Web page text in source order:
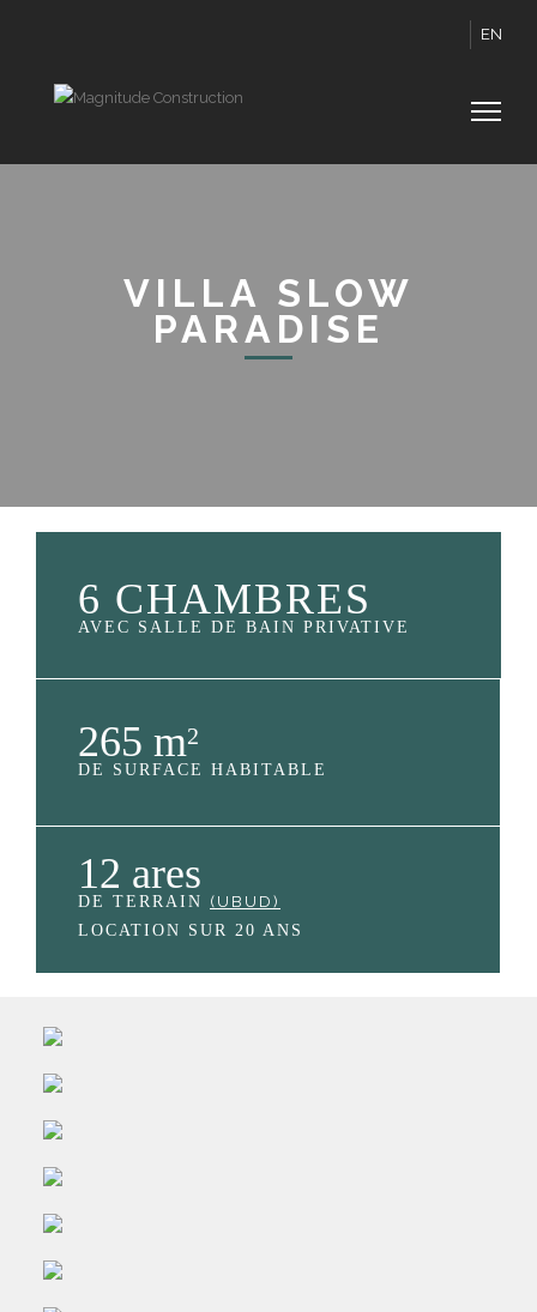
EN
VILLA SLOW
PARADISE
12 ares
DE TERRAIN (UBUD)
LOCATION SUR 20 ANS
265 m2
DE SURFACE HABITABLE
6 CHAMBRES
AVEC SALLE DE BAIN PRIVATIVE